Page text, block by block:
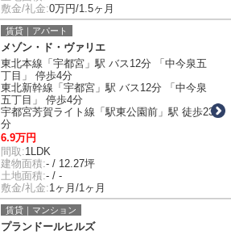
敷金/礼金:0万円/1.5ヶ月
賃貸｜アパート
メゾン・ド・ヴァリエ
東北本線「宇都宮」駅 バス12分 「中今泉五
丁目」 停歩4分
東北新幹線「宇都宮」駅 バス12分 「中今泉
五丁目」 停歩4分
宇都宮芳賀ライト線「駅東公園前」駅 徒歩23
分
6.9万円
間取:1LDK
建物面積:- / 12.27坪
土地面積:- / -
敷金/礼金:1ヶ月/1ヶ月
賃貸｜マンション
プランドールヒルズ